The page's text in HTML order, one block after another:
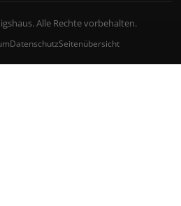
Alle Rechte vorbehalten.
DatenschutzSeitenübersicht